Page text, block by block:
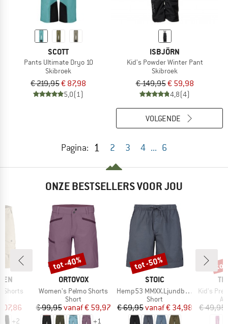
SCOTT
Pants Ultimate Dryo 10
Skibroek
€ 219,95€ 87,98
5,0(1)
ISBJÖRN
Kid's Powder Winter Pant
Skibroek
€ 149,95€ 59,98
4,8(4)
Pagina: 1 2 3 4 ... 6
VOLGENDE
ONZE BESTSELLERS VOOR JOU
Shorts
prijs
+2
MERK
ORTOVOX
Artikel
Women's Pelmo Shorts
Productgroep
Short
Prijs
€ 99,95 Verlaagde prijs
vanaf€ 59,97
+1
Korting
tot -40%
MERK
STOIC
Artikel
Hemp53 MMXX.Ljundby Shorts
Productgroep
Short
Prijs
€ 69,95 Verlaagde prijs
vanaf€ 34,98
Korting
tot -50%
Artikel
Kid's
€ 49,95